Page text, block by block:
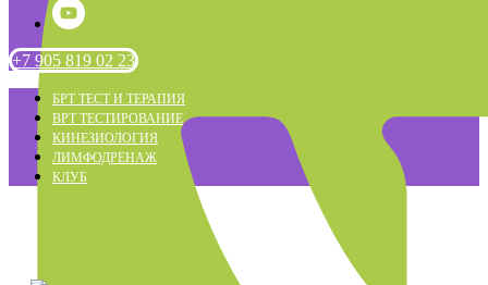
+7 905 819 02 23
БРТ ТЕСТ И ТЕРАПИЯ
ВРТ ТЕСТИРОВАНИЕ
КИНЕЗИОЛОГИЯ
ЛИМФОДРЕНАЖ
КЛУБ